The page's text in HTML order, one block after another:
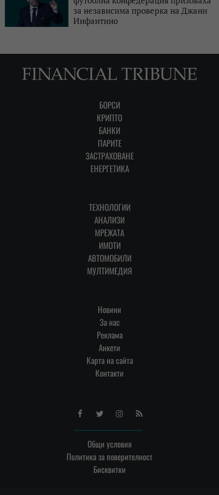
за независима проверка на Джани
Инфантино
БОРСИ
КРИПТО
БАНКИ
ПАРИТЕ
ЗАСТРАХОВАНЕ
ЕНЕРГЕТИКА
ТЕХНОЛОГИИ
АНАЛИЗИ
МРЕЖАТА
ИМОТИ
АВТОМОБИЛИ
МУЛТИМЕДИЯ
Новини
За нас
Реклама
Анкети
Карта на сайта
Контакти
FacebookTwitterInstagram
RSS
Общи условия
Политика за поверителност
Бисквитки